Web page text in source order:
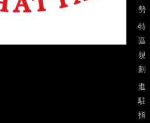
勢
特
區
規
劃
進
駐
指